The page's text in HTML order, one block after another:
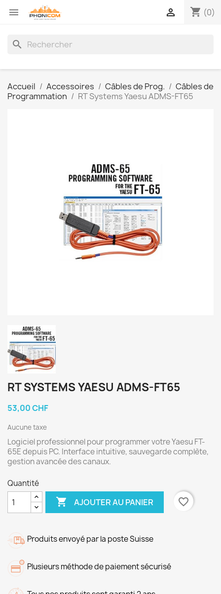
 shopping_cart (0)

search
Accueil Accessoires Câbles de Prog.
Câbles de
Programmation
RT Systems Yaesu ADMS-FT65
RT SYSTEMS YAESU ADMS-FT65
53,00 CHF
Aucune taxe
Logiciel professionnel pour programmer votre Yaesu FT-
65E depuis PC. Interface intuitive, sauvegarde complète,
gestion avancée des canaux.
Quantité
 AJOUTER AU PANIER favorite_border
Produits envoyé par la poste Suisse
Plusieurs méthode de paiement sécurisé